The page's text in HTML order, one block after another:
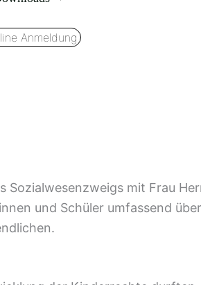
Anmeldung
Sozialwesenzweigs mit Frau
und Schüler umfassend